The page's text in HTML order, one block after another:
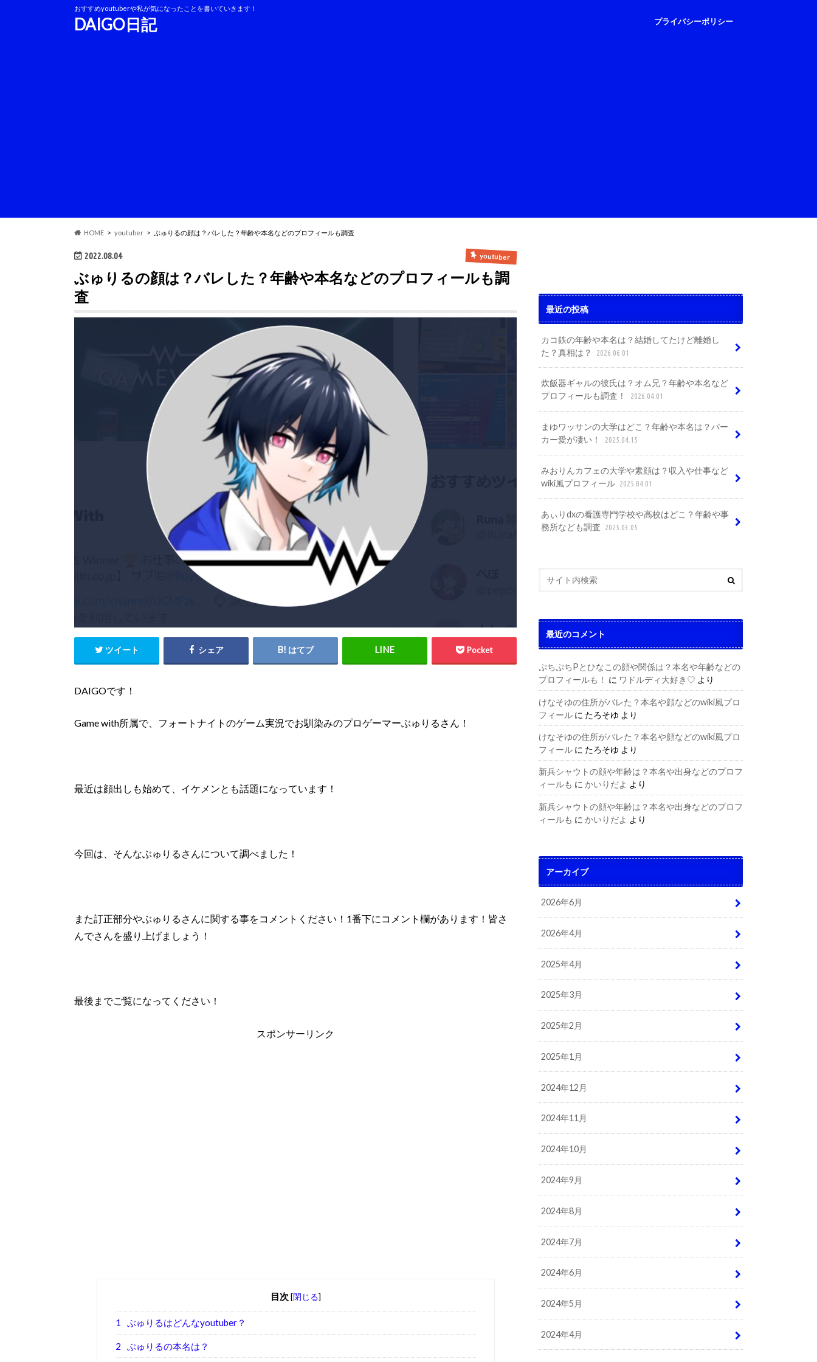
おすすめyoutuberや私が気になったことを書いていきます！
DAIGO日記 プライバシーポリシー
HOME youtuber ぶゅりるの顔は？バレした？年齢や本名などのプロフィールも調査
2022.08.04 youtuber
ぶゅりるの顔は？バレした？年齢や本名などのプロフィールも調
査
ツイート シェア はてブ Pocket
DAIGOです！
Game with所属で、フォートナイトのゲーム実況でお馴染みのプロゲーマーぶゅりるさん！
最近は顔出しも始めて、イケメンとも話題になっています！
今回は、そんなぶゅりるさんについて調べました！
また訂正部分やぶゅりるさんに関する事をコメントください！1番下にコメント欄があります！皆さ
んでさんを盛り上げましょう！
最後までご覧になってください！
スポンサーリンク
目次 [閉じる]
1 ぶゅりるはどんなyoutuber？
2 ぶゅりるの本名は？
最近の投稿
カコ鉄の年齢や本名は？結婚してたけど離婚し
た？真相は？
2026.06.01
炊飯器ギャルの彼氏は？オム兄？年齢や本名など
プロフィールも調査！
2026.04.01
まゆワッサンの大学はどこ？年齢や本名は？パー
カー愛が凄い！
2025.04.15
みおりんカフェの大学や素顔は？収入や仕事など
wiki風プロフィール 2025.04.01
あぃりdxの看護専門学校や高校はどこ？年齢や事
務所なども調査
2025.03.05
最近のコメント
ぷちぷちPとひなこの顔や関係は？本名や年齢などの
プロフィールも！ に ワドルディ大好き♡ より
けなそゆの住所がバレた？本名や顔などのwiki風プロ
フィール に たろそゆ より
けなそゆの住所がバレた？本名や顔などのwiki風プロ
フィール に たろそゆ より
新兵シャウトの顔や年齢は？本名や出身などのプロフ
ィールも に かいりだよ より
新兵シャウトの顔や年齢は？本名や出身などのプロフ
ィールも に かいりだよ より
アーカイブ
2026年6月
2026年4月
2025年4月
2025年3月
2025年2月
2025年1月
2024年12月
2024年11月
2024年10月
2024年9月
2024年8月
2024年7月
2024年6月
2024年5月
2024年4月